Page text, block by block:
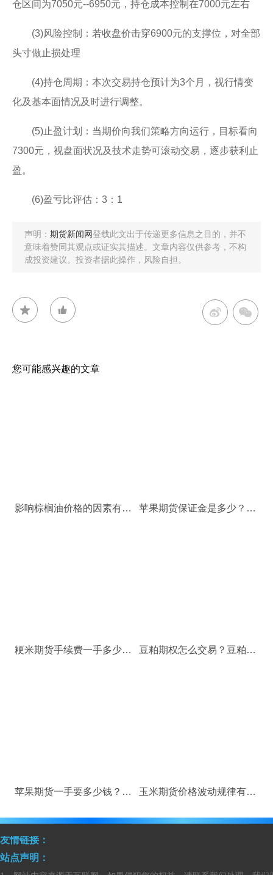
仓区间为7050元--6950元，持仓成本控制在7000元左右
(3)风险控制：若收盘价击穿6900元的支撑位，对全部
头寸做止损处理
(4)持仓周期：本次交易持仓预计为3个月，视行情变
化及基本面情况及时进行调整。
(5)止盈计划：当期价向我们策略方向运行，目标看向
7300元，视盘面状况及技术走势可滚动交易，逐步获利止
盈。
(6)盈亏比评估：3：1
声明： 期货新闻网登载此文出于传递更多信息之目的，并不
意味着赞同其观点或证实其描述。文章内容仅供参考，不构
成投资建议。投资者据此操作，风险自担。
您可能感兴趣的文章
影响棕榈油价格的因素有哪些？棕榈油期货价格受什么影响？ 苹果期货保证金是多少？一手苹果期货多少钱？
粳米期货手续费一手多少钱？做一手粳米期货需要多少保证金？ 豆粕期权怎么交易？豆粕期权合约规则
苹果期货一手要多少钱？苹果期货手续费是多少？ 玉米期货价格波动规律有哪些？
友情链接：
站点声明：